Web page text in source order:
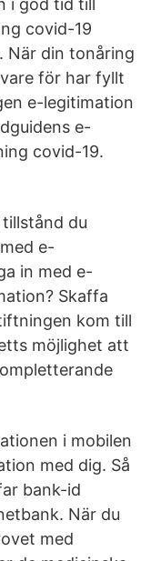
i god tid till
covid-19
När din tonåring
för har fyllt
e-legitimation
e-
covid-19.
du
e-
in med e-
Skaffa
kom till
möjlighet att
i mobilen
med dig. Så
bank-id
När du
med